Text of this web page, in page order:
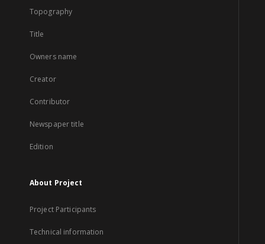
Topography
Title
Owners name
Creator
Contributor
Newspaper title
Edition
About Project
Project Participants
Technical information